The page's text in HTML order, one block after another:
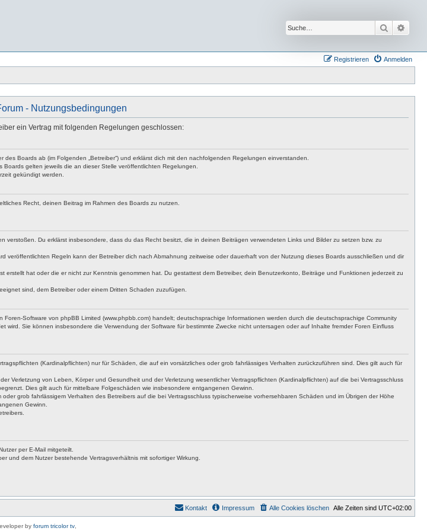
Suche
Anmelden
Registrieren
- Nutzungsbedingungen
ein Vertrag mit folgenden Regelungen geschlossen:
Boards ab (im Folgenden „Betreiber“) und erklärst dich mit den nachfolgenden Regelungen einverstanden.
gelten jeweils die an dieser Stelle veröffentlichten Regelungen.
gekündigt werden.
Recht, deinen Beitrag im Rahmen des Boards zu nutzen.
Du erklärst insbesondere, dass du das Recht besitzt, die in deinen Beiträgen verwendeten Links und Bilder zu setzen bzw. zu
Regeln kann der Betreiber dich nach Abmahnung zeitweise oder dauerhaft von der Nutzung dieses Boards ausschließen und dir
hat oder die er nicht zur Kenntnis genommen hat. Du gestattest dem Betreiber, dein Benutzerkonto, Beiträge und Funktionen jederzeit zu
sind, dem Betreiber oder einem Dritten Schaden zuzufügen.
Foren-Software von phpBB Limited (www.phpbb.com) handelt; deutschsprachige Informationen werden durch die deutschsprachige Community
Sie können insbesondere die Verwendung der Software für bestimmte Zwecke nicht untersagen oder auf Inhalte fremder Foren Einfluss
(Kardinalpflichten) nur für Schäden, die auf ein vorsätzliches oder grob fahrlässiges Verhalten zurückzuführen sind. Dies gilt auch für
Verletzung von Leben, Körper und Gesundheit und der Verletzung wesentlicher Vertragspflichten (Kardinalpflichten) auf die bei Vertragsschluss
Dies gilt auch für mittelbare Folgeschäden wie insbesondere entgangenen Gewinn.
grob fahrlässigem Verhalten des Betreibers auf die bei Vertragsschluss typischerweise vorhersehbaren Schäden und im Übrigen der Höhe
Gewinn.
per E-Mail mitgeteilt.
und dem Nutzer bestehende Vertragsverhältnis mit sofortiger Wirkung.
Alle Zeiten sind UTC+02:00
Alle Cookies löschen
Impressum
Kontakt
by forum tricolor tv